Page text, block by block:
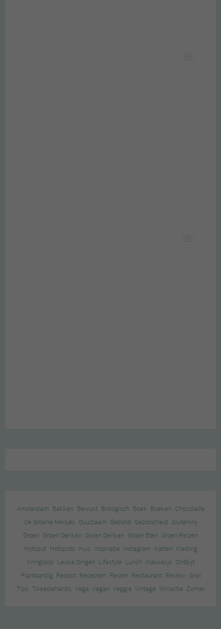
Amsterdam Bakken Bewust Biologisch Boek Boeken Chocolade
De Groene Meisjes Duurzaam Gezond Gezondheid Glutenvrij
Groen Groen Denken Groen Denken Groen Eten Groen Reizen
Hotspot Hotspots Huis Inspiratie Instagram Katten Kleding
Kringloop Leuke Dingen Lifestyle Lunch Makkelijk Ontbijt
Plantaardig Recept Recepten Reizen Restaurant Review Snel
Tips Tweedehands Vega Vegan Veggie Vintage Winactie Zomer